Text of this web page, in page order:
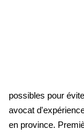
possibles pour
avocat
en province.